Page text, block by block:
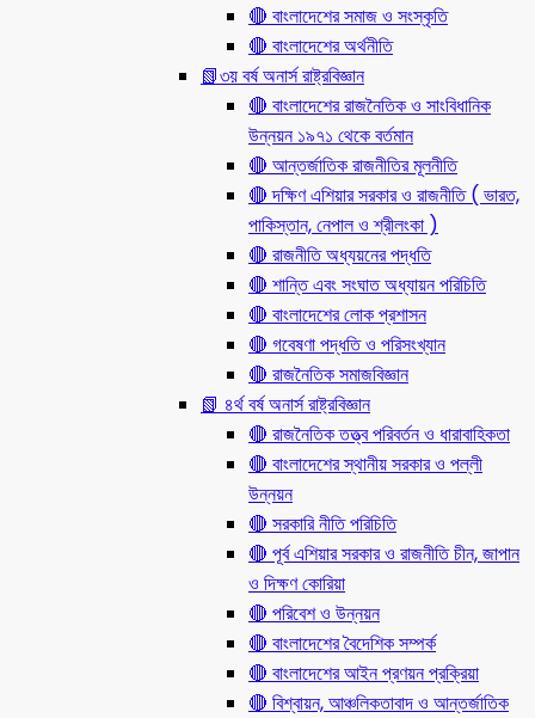
🔴 বাংলাদেশের সমাজ ও সংস্কৃতি
🔴 বাংলাদেশের অর্থনীতি
📗৩য় বর্ষ অনার্স রাষ্ট্রবিজ্ঞান
🔴 বাংলাদেশের রাজনৈতিক ও সাংবিধানিক
উন্নয়ন ১৯৭১ থেকে বর্তমান
🔴 আন্তর্জাতিক রাজনীতির মূলনীতি
🔴 দক্ষিণ এশিয়ার সরকার ও রাজনীতি ( ভারত,
পাকিস্তান, নেপাল ও শ্রীলংকা )
🔴 রাজনীতি অধ্যয়নের পদ্ধতি
🔴 শান্তি এবং সংঘাত অধ্যায়ন পরিচিতি
🔴 বাংলাদেশের লোক প্রশাসন
🔴 গবেষণা পদ্ধতি ও পরিসংখ্যান
🔴 রাজনৈতিক সমাজবিজ্ঞান
📗 ৪র্থ বর্ষ অনার্স রাষ্ট্রবিজ্ঞান
🔴 রাজনৈতিক তত্ত্ব পরিবর্তন ও ধারাবাহিকতা
🔴 বাংলাদেশের স্থানীয় সরকার ও পল্লী
উন্নয়ন
🔴 সরকারি নীতি পরিচিতি
🔴 পূর্ব এশিয়ার সরকার ও রাজনীতি চীন, জাপান
ও দিক্ষণ কোরিয়া
🔴 পরিবেশ ও উন্নয়ন
🔴 বাংলাদেশের বৈদেশিক সম্পর্ক
🔴 বাংলাদেশের আইন প্রণয়ন প্রক্রিয়া
🔴 বিশ্বায়ন, আঞ্চলিকতাবাদ ও আন্তর্জাতিক